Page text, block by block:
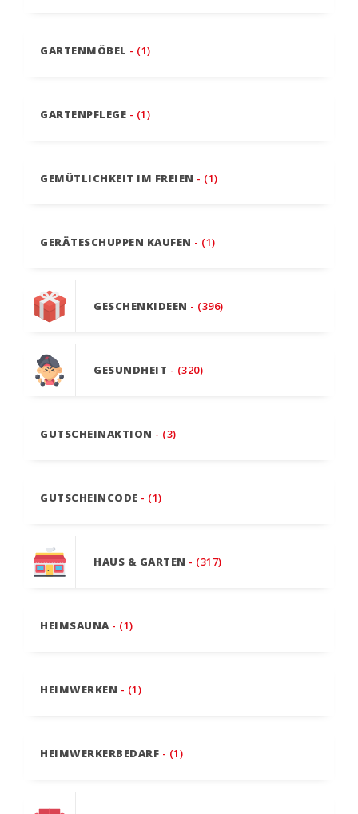
GARTENMÖBEL - (1)
GARTENPFLEGE - (1)
GEMÜTLICHKEIT IM FREIEN - (1)
GERÄTESCHUPPEN KAUFEN - (1)
GESCHENKIDEEN - (396)
GESUNDHEIT - (320)
GUTSCHEINAKTION - (3)
GUTSCHEINCODE - (1)
HAUS & GARTEN - (317)
HEIMSAUNA - (1)
HEIMWERKEN - (1)
HEIMWERKERBEDARF - (1)